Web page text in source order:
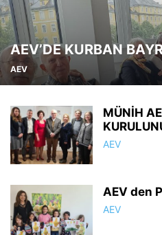
AEV’DE KURBAN
AEV
MÜNİH
AEV
AEV den
AEV